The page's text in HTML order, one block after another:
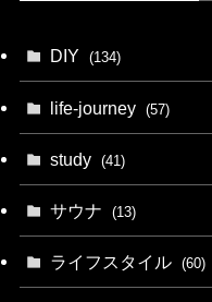
DIY (134)
life-journey (57)
study (41)
サウナ (13)
ライフスタイル (60)